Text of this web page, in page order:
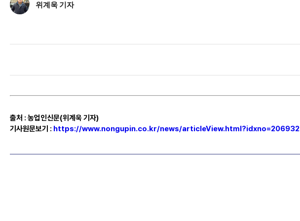
위계욱 기자
출처 : 농업인신문(위계욱 기자)
기사원문보기 : https://www.nongupin.co.kr/news/articleView.html?idxno=206932